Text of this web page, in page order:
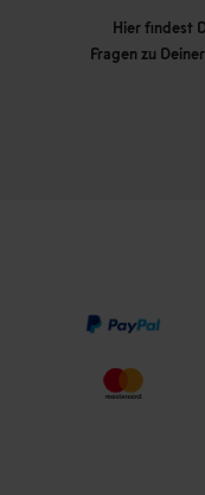
Hier findest
Fragen zu